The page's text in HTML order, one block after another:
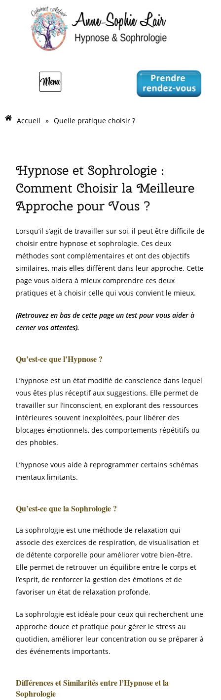
Accueil » Quelle pratique choisir ?
Hypnose et Sophrologie :
Comment Choisir la Meilleure
Approche pour Vous ?
Lorsqu’il s’agit de travailler sur soi, il peut être difficile de
choisir entre hypnose et sophrologie. Ces deux
méthodes sont complémentaires et ont des objectifs
similaires, mais elles diffèrent dans leur approche. Cette
page vous aidera à mieux comprendre ces deux
pratiques et à choisir celle qui vous convient le mieux.
(Retrouvez en bas de cette page un test pour vous aider à
cerner vos attentes).
Qu’est-ce que l’Hypnose ?
L’hypnose est un état modifié de conscience dans lequel
vous êtes plus réceptif aux suggestions. Elle permet de
travailler sur l’inconscient, en explorant des ressources
intérieures souvent inexploitées, pour libérer des
blocages émotionnels, des comportements répétitifs ou
des phobies.
L’hypnose vous aide à reprogrammer certains schémas
mentaux limitants.
Qu’est-ce que la Sophrologie ?
La sophrologie est une méthode de relaxation qui
associe des exercices de respiration, de visualisation et
de détente corporelle pour améliorer votre bien-être.
Elle permet de retrouver un équilibre entre le corps et
l’esprit, de renforcer la gestion des émotions et de
favoriser un état de relaxation profonde.
La sophrologie est idéale pour ceux qui recherchent une
approche douce et pratique pour gérer le stress au
quotidien, améliorer leur concentration ou se préparer à
des événements importants.
Différences et Similarités entre l’Hypnose et la
Sophrologie